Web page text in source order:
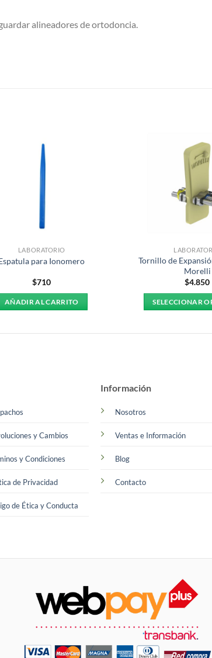
alineadores de ortodoncia.
LABORATORIO
para Ionomero
$710
AÑADIR AL CARRITO
Tornillo de
Morelli
$4.850
SELECCIONAR
y Cambios
y Condiciones
de Privacidad
de Ética y Conducta
Información
Nosotros
Ventas e Información
Blog
Contacto